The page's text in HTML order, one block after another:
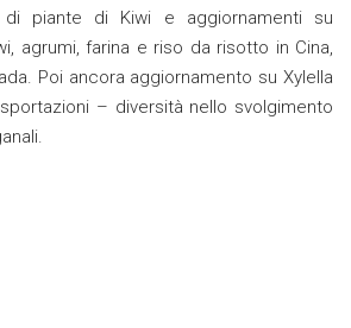
di piante di Kiwi e aggiornamenti su
agrumi, farina e riso da risotto in Cina,
Poi ancora aggiornamento su Xylella
– diversità nello svolgimento